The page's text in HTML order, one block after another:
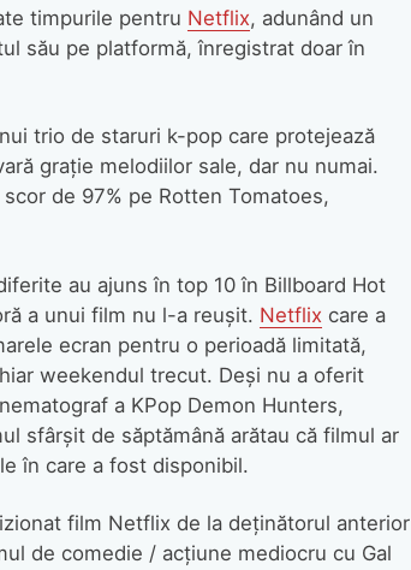
timpurile pentru Netflix, adunând un
său pe platformă, înregistrat doar în
trio de staruri k-pop care protejează
grație melodiilor sale, dar nu numai.
de 97% pe Rotten Tomatoes,
au ajuns în top 10 în Billboard Hot
a unui film nu l-a reușit. Netflix care a
ecran pentru o perioadă limitată,
weekendul trecut. Deși nu a oferit
a KPop Demon Hunters,
sfârșit de săptămână arătau că filmul ar
în care a fost disponibil.
film Netflix de la deținătorul anterior
de comedie / acțiune mediocru cu Gal